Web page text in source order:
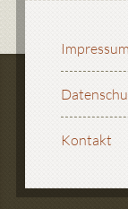
Impressum
Kontakt